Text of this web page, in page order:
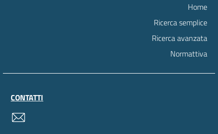
Home
Ricerca semplice
Ricerca avanzata
Normattiva
CONTATTI